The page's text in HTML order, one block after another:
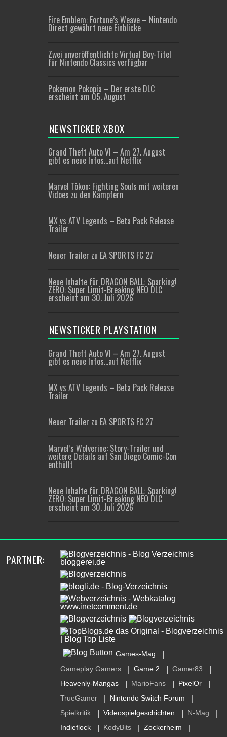
Fire Emblem: Fortune’s Weave – Nintendo
Direct gewährt neue Einblicke
Zwei unveröffentlichte Virtual Boy-Titel
für Nintendo Classics verfügbar
Pokemon Pokopia – Der erste DLC
erscheint am 05. August
NEWSTICKER XBOX
Grand Theft Auto VI – Am 27. August
gibt es neue Infos…auf Netflix
Marvel Tōkon: Fighting Souls mit weiteren
Vidoes zu den Kämpfern
MX vs ATV Legends – Beta Pack Release
Trailer
Neuer Trailer zu EA SPORTS FC 27
Neue Inhalte für DRAGON BALL: Sparking!
ZERO: Super Limit-Breaking NEO DLC
erscheint am 30. Juli 2026
NEWSTICKER PLAYSTATION
Grand Theft Auto VI – Am 27. August
gibt es neue Infos…auf Netflix
MX vs ATV Legends – Beta Pack Release
Trailer
Neuer Trailer zu EA SPORTS FC 27
Marvel’s Wolverine: Story-Trailer und
weitere Details auf San Diego Comic-Con
enthüllt
Neue Inhalte für DRAGON BALL: Sparking!
ZERO: Super Limit-Breaking NEO DLC
erscheint am 30. Juli 2026
PARTNER:
Games-Mag
Gameplay Gamers Game 2 Gamer83
Heavenly-Mangas MarioFans PixelOr
TrueGamer Nintendo Switch Forum
Spielkritik Videospielgeschichten N-Mag
Indieflock KodyBits Zockerheim